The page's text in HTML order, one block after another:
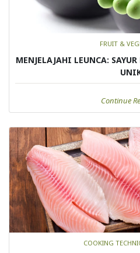
FRUIT &
MENJELAJAHI LEUNCA:
Continue
COOKING